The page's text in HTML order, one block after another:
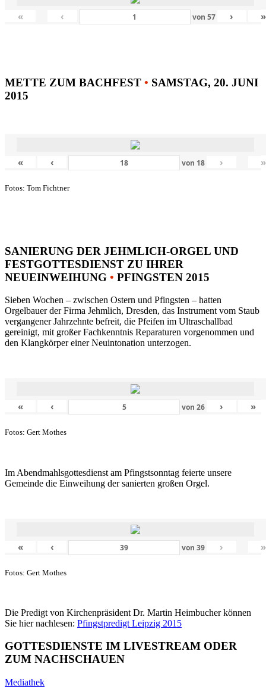
« ‹ von 57 › »
METTE ZUM BACHFEST • SAMSTAG, 20. JUNI
2015
« ‹ von 18 › »
Fotos: Tom Fichtner
SANIERUNG DER JEHMLICH-ORGEL UND
FESTGOTTESDIENST ZU IHRER
NEUEINWEIHUNG • PFINGSTEN 2015
Sieben Wochen – zwischen Ostern und Pfingsten – hatten
Orgelbauer der Firma Jehmlich, Dresden, das Instrument vom Staub
vergangener Jahrzehnte befreit, die Pfeifen im Ultraschallbad
gereinigt, mit großer Fachkenntnis Reparaturen vorgenommen und
den Klangkörper einer Neuintonation unterzogen.
« ‹ von26 › »
Fotos: Gert Mothes
Im Abendmahlsgottesdienst am Pfingstsonntag feierte unsere
Gemeinde die Einweihung der sanierten großen Orgel.
« ‹ von39 › »
Fotos: Gert Mothes
Die Predigt von Kirchenpräsident Dr. Martin Heimbucher können
Sie hier nachlesen: Pfingstpredigt Leipzig 2015
GOTTESDIENSTE IM LIVESTREAM ODER
ZUM NACHSCHAUEN
Mediathek